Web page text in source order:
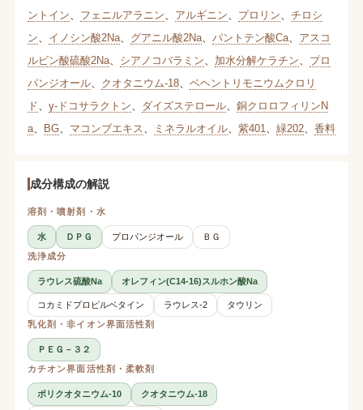
ントイン
フェニルアラニン アルギニン プロリン
チロシ
ン
イノシン酸2Na、 グアニル酸2Na、 パントテン酸Ca、 アスコ
ルビン酸硫酸2Na、 シアノコバラミン 加水分解ケラチン
プロ
パンジオール、 クオタニウム-18、 ベヘントリモニウムクロリ
ド
γ-ドコサラクトン ダイズステロール、 銅クロロフィリンN
a、 BG、 マコンブエキス ミネラルオイル、 紫401 緑202、 香料
成分構成の解説
溶剤・噴射剤・水
水 ＤＰＧ プロパンジオール
ＢＧ
洗浄成分
ラウレス硫酸Na オレフィン(C14-16)スルホン酸Na
コカミドプロピルベタイン ラウレス-2
タウリン
乳化剤・非イオン界面活性剤
ＰＥＧ－３２
カチオン界面活性剤・柔軟剤
ポリクオタニウム-10 クオタニウム-18